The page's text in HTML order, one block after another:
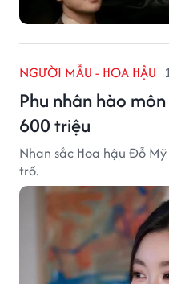
NGƯỜI MẪU - HOA HẬU
Phu nhân hào
600 triệu
Nhan sắc Hoa hậu Đỗ
trồ.